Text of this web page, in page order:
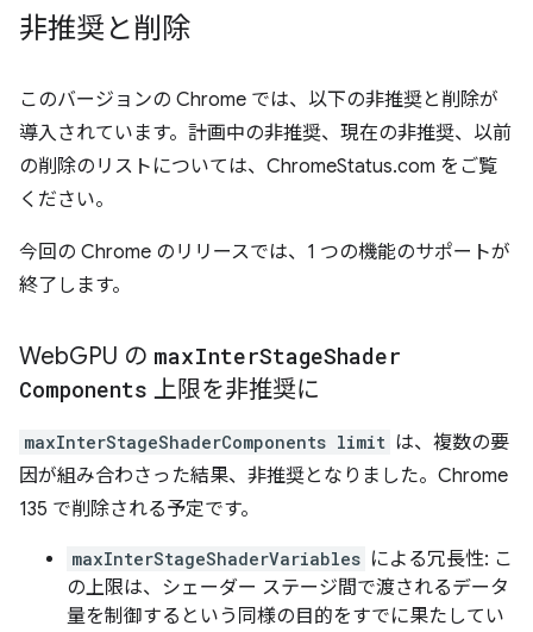
非推奨と削除
このバージョンの Chrome では、以下の非推奨と削除が
導入されています。計画中の非推奨、現在の非推奨、以前
の削除のリストについては、ChromeStatus.com をご覧
ください。
今回の Chrome のリリースでは、1 つの機能のサポートが
終了します。
WebGPU の maxInterStageShader
Components 上限を非推奨に
maxInterStageShaderComponents limit は、複数の要
因が組み合わさった結果、非推奨となりました。Chrome
135 で削除される予定です。
maxInterStageShaderVariables による冗長性: こ
の上限は、シェーダー ステージ間で渡されるデータ
量を制御するという同様の目的をすでに果たしてい